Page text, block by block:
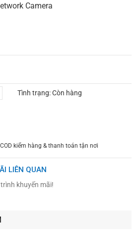
Camera
Tình trạng:Còn hàng
kiểm hàng & thanh toán tận nơi
LIÊN QUAN
khuyến mãi!